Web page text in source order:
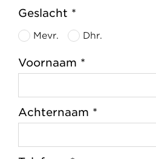
Geslacht *
Mevr. Dhr.
Voornaam *
Achternaam *